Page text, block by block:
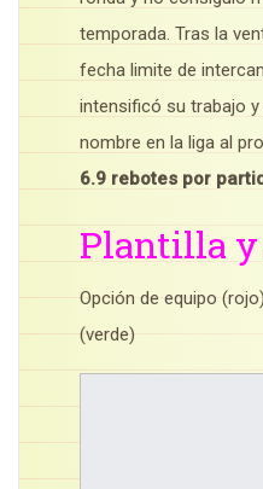
temporada. Tras la
fecha limite de
intensificó su trabajo
nombre en la liga al
6.9 rebotes por
Plantilla y
Opción de equipo
(verde)